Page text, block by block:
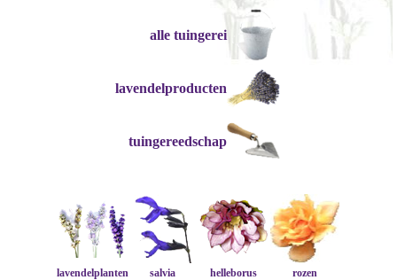
alle tuingerei
lavendelproducten
tuingereedschap
lavendelplanten salvia helleborus rozen